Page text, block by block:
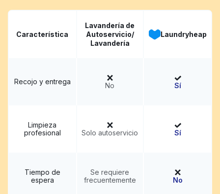
Característica
Lavandería de
Autoservicio/
Lavandería
Laundryheap
Recojo y entrega No Sí
Limpieza
profesional
Solo autoservicio Sí
Tiempo de
espera
Se requiere
frecuentemente
No